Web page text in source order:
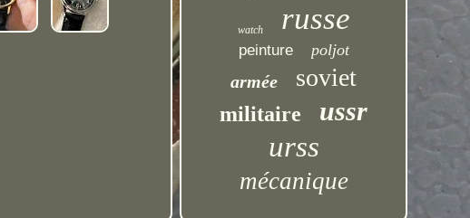
watch russe
peinture poljot
armée soviet
militaire ussr
urss
mécanique